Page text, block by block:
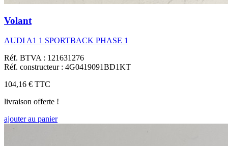
Volant
AUDI A1 1 SPORTBACK PHASE 1
Réf. BTVA : 121631276
Réf. constructeur : 4G0419091BD1KT
104,16 € TTC
livraison offerte !
ajouter au panier